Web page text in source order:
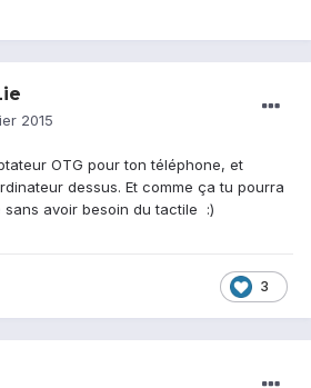
2015
OTG pour ton téléphone, et
dessus. Et comme ça tu pourra
avoir besoin du tactile :)
3